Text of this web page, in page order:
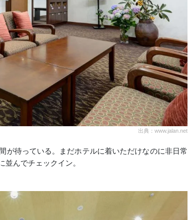
出典：www.jalan.net
が待っている。まだホテルに着いただけなのに非日常
んでチェックイン。